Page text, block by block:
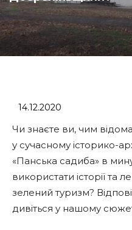
14.12.2020
Чи знаєте ви, чим
у сучасному історико-
«Панська садиба» в
використати історії та
зелений туризм?
дивіться у нашому